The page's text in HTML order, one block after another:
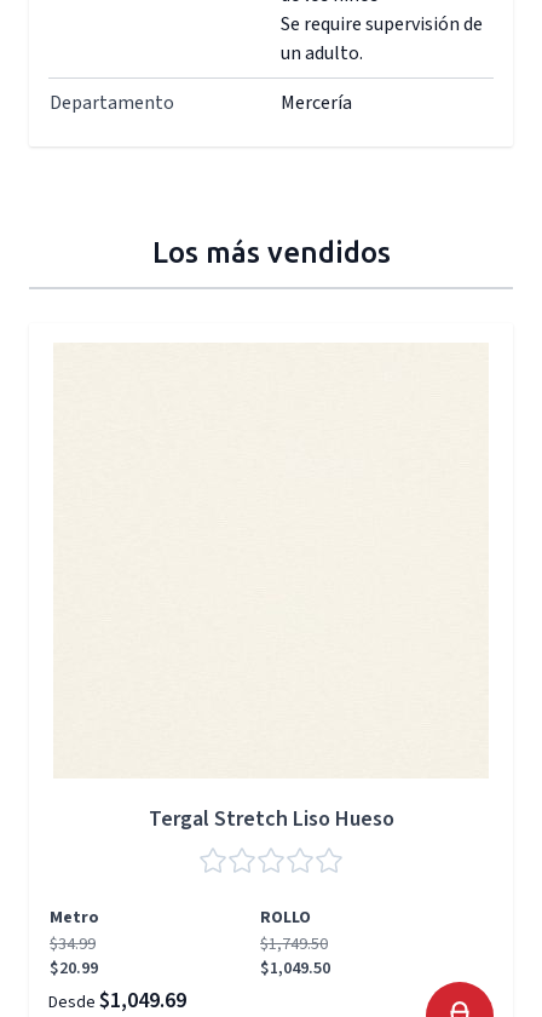
Se require supervisión de
un adulto.
Departamento
Mercería
Los más vendidos
Tergal Stretch Liso Hueso
Metro
ROLLO
$34.99
$20.99
$1,749.50
$1,049.50
Desde $1,049.69